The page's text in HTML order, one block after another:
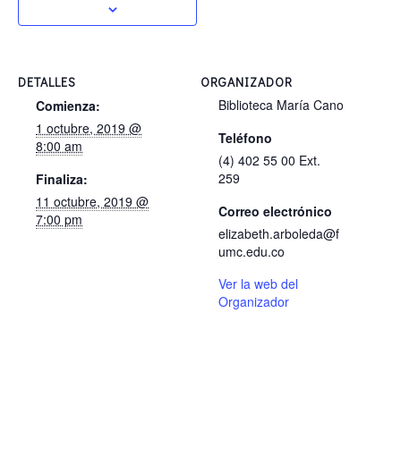
DETALLES
Comienza:
1 octubre, 2019 @
8:00 am
Finaliza:
11 octubre, 2019 @
7:00 pm
ORGANIZADOR
Biblioteca María Cano
Teléfono
(4) 402 55 00 Ext.
259
Correo electrónico
elizabeth.arboleda@f
umc.edu.co
Ver la web del
Organizador